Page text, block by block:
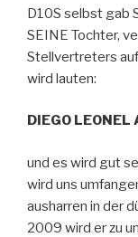
D10S selbst gab
SEINE Tochter,
Stellvertreters
wird lauten:
DIEGO LEONEL
und es wird gut
wird uns
ausharren in der
2009 wird er zu